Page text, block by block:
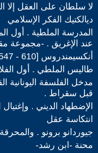
لا سلطان على العقل إلا
ديالكتيك الفكر الإسلامي
المدرسة الملطية . أول
عند الإغريق . -مجموعة
أنكسيمندروس [610 - 547] ق.م
طاليس الملطي . أول
مدخل الفلسفة اليونانية
قبل سقراط .
الإضطهاد الديني . وإغتيال
انتكاسة عقل
جيوردانو برونو . والمحرقة
محنة -ابن رشد-